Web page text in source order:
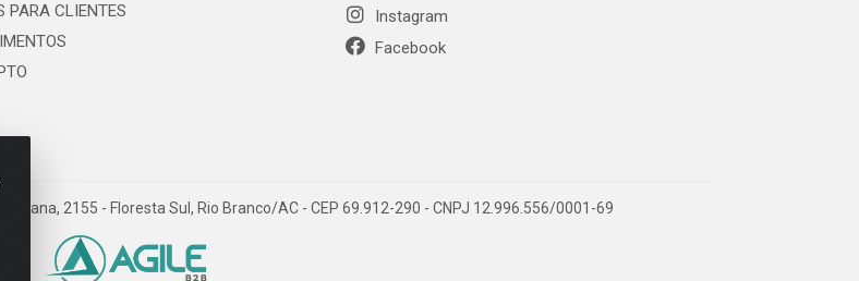
PARA CLIENTES
Instagram
Facebook
2155 - Floresta Sul, Rio Branco/AC - CEP 69.912-290 - CNPJ 12.996.556/0001-69